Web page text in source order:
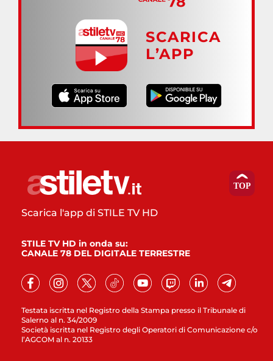
SCARICA
L’APP
Testata iscritta nel Registro della Stampa presso il Tribunale di
Salerno al n. 34/2009
Società iscritta nel Registro degli Operatori di Comunicazione c/o
l’AGCOM al n. 20133
Scarica l'app di STILE TV HD
STILE TV HD in onda su:
CANALE 78 DEL DIGITALE TERRESTRE